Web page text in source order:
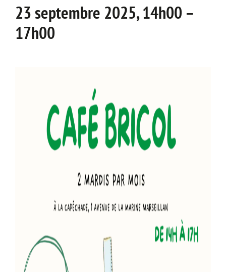
23 septembre 2025, 14h00 –
17h00